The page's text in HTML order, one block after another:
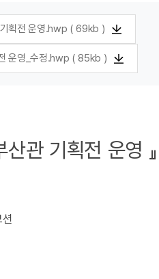
기획전 운영.hwp ( 69kb )
운영_수정.hwp ( 85kb )
관 기획전 운영